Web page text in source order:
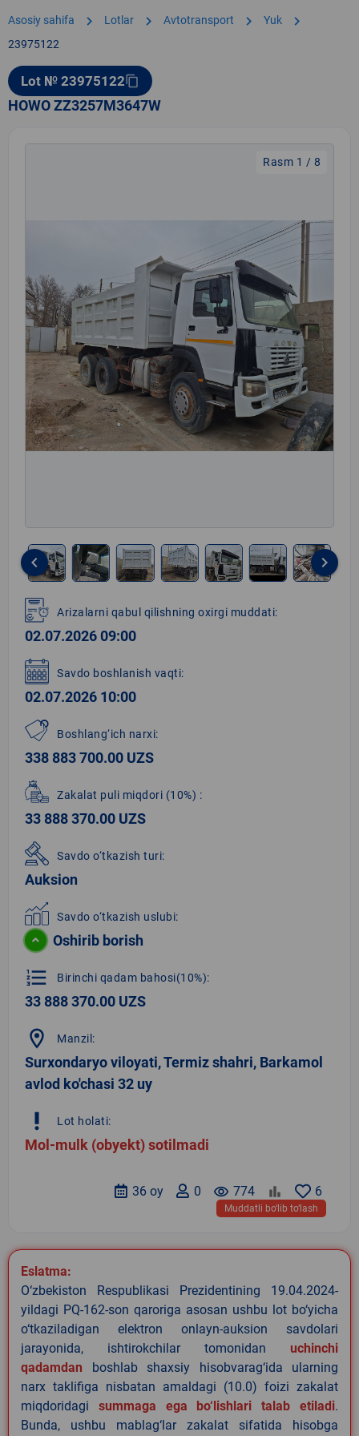
Asosiy sahifa chevron_right Lotlar chevron_right Avtotransport chevron_right Yuk chevron_right
23975122
Lot № 23975122content_copy
HOWO ZZ3257M3647W
Rasm 1 / 8
1
of
8
keyboard_arrow_left keyboard_arrow_right
Arizalarni qabul qilishning oxirgi muddati:
02.07.2026 09:00
Savdo boshlanish vaqti:
02.07.2026 10:00
Boshlang‘ich narxi:
338 883 700.00 UZS
Zakalat puli miqdori (10%) :
33 888 370.00 UZS
Savdo o‘tkazish turi:
Auksion
Savdo o‘tkazish uslubi:
Oshirib borish
format_list_numbered Birinchi qadam bahosi(10%):
33 888 370.00 UZS
location_on Manzil:
Surxondaryo viloyati, Termiz shahri, Barkamol
avlod ko'chasi 32 uy
priority_high Lot holati:
Mol-mulk (obyekt) sotilmadi
6
remove_red_eye 774
0
36 oy
Muddatli bo‘lib to‘lash
Eslatma:
O‘zbekiston Respublikasi Prezidentining 19.04.2024-
yildagi PQ-162-son qaroriga asosan ushbu lot bo‘yicha
o‘tkaziladigan elektron onlayn-auksion savdolari
jarayonida, ishtirokchilar tomonidan uchinchi
qadamdan boshlab shaxsiy hisobvarag‘ida ularning
narx taklifiga nisbatan amaldagi (10.0) foizi zakalat
miqdoridagi summaga ega bo‘lishlari talab etiladi.
Bunda, ushbu mablag‘lar zakalat sifatida hisobga